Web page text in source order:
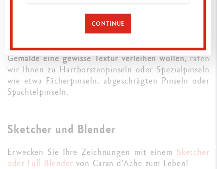
zurückgreifen, um dünne weiße Striche
●Falls Sie mithilfe der Weißhöhungen Ihrem
Gemälde eine gewisse Textur verleihen wollen,raten
wir Ihnen zu Hartborstenpinseln oder Spezialpinseln
wie etwa Fächerpinseln, abgeschrägten Pinseln oder
Spachtelpinseln.
Sketcher und Blender
Erwecken Sie Ihre Zeichnungen mit einem Sketcher
oder Full Blender von Caran d’Ache zum Leben!
CONTINUE